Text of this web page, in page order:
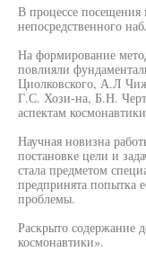
В процессе
непосредственного
На формирование
повлияли
Циолковского, А.Л
Г.С. Хози-на, Б.Н.
аспектам
Научная новизна
постановке цели и
стала предметом
предпринята попытка
проблемы.
Раскрыто содержание
космонавтики».